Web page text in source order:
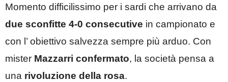
Momento difficilissimo per i sardi che arrivano da
due sconfitte 4-0 consecutive in campionato e
con l’ obiettivo salvezza sempre più arduo. Con
mister Mazzarri confermato, la società pensa a
una rivoluzione della rosa.